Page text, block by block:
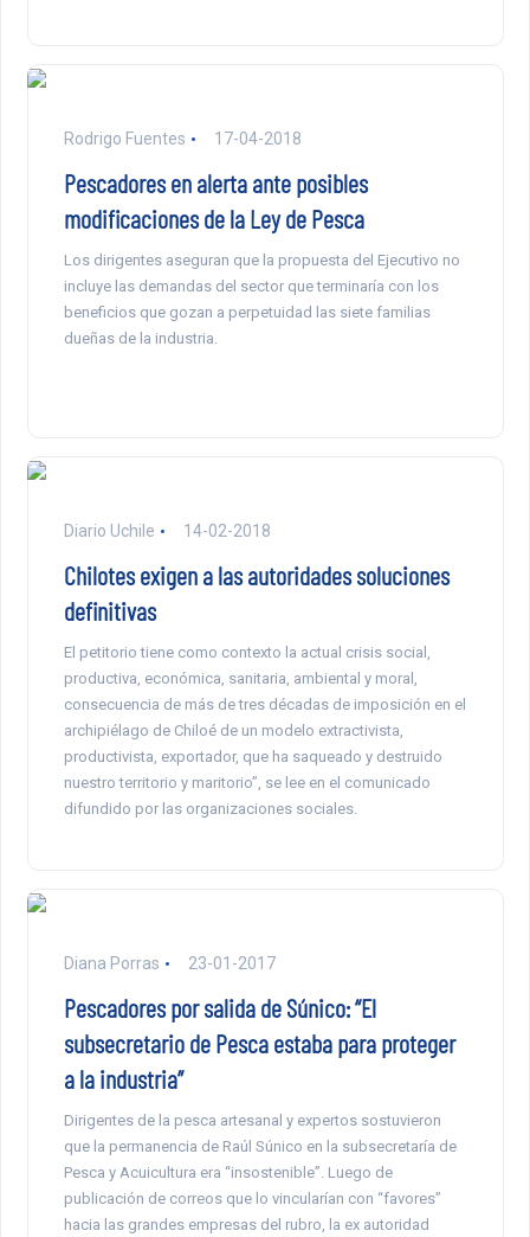
Rodrigo Fuentes 17-04-2018
Pescadores en alerta ante posibles
modificaciones de la Ley de Pesca
Los dirigentes aseguran que la propuesta del Ejecutivo no
incluye las demandas del sector que terminaría con los
beneficios que gozan a perpetuidad las siete familias
dueñas de la industria.
Diario Uchile 14-02-2018
Chilotes exigen a las autoridades soluciones
definitivas
El petitorio tiene como contexto la actual crisis social,
productiva, económica, sanitaria, ambiental y moral,
consecuencia de más de tres décadas de imposición en el
archipiélago de Chiloé de un modelo extractivista,
productivista, exportador, que ha saqueado y destruido
nuestro territorio y maritorio”, se lee en el comunicado
difundido por las organizaciones sociales.
Diana Porras 23-01-2017
Pescadores por salida de Súnico: “El
subsecretario de Pesca estaba para proteger
a la industria”
Dirigentes de la pesca artesanal y expertos sostuvieron
que la permanencia de Raúl Súnico en la subsecretaría de
Pesca y Acuicultura era “insostenible”. Luego de
publicación de correos que lo vincularían con “favores”
hacia las grandes empresas del rubro, la ex autoridad